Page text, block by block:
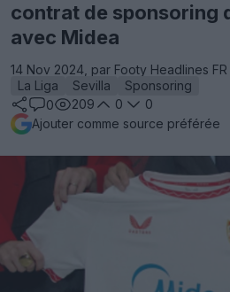
contrat de sponsoring
avec Midea
14 Nov 2024, par Footy Headlines FR
La Liga
Sevilla
Sponsoring
0
209 0
0
Ajouter comme source préférée